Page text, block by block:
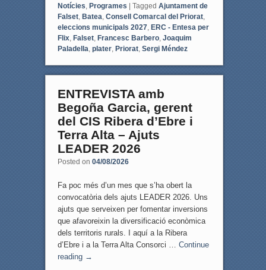
Notícies, Programes Tagged Ajuntament de
Falset, Batea, Consell Comarcal del Priorat,
eleccions municipals 2027, ERC - Entesa per
Flix, Falset, Francesc Barbero, Joaquim
Paladella, plater, Priorat, Sergi Méndez
ENTREVISTA amb
Begoña Garcia, gerent
del CIS Ribera d’Ebre i
Terra Alta – Ajuts
LEADER 2026
Posted on 04/08/2026
Fa poc més d’un mes que s’ha obert la
convocatòria dels ajuts LEADER 2026. Uns
ajuts que serveixen per fomentar inversions
que afavoreixin la diversificació econòmica
dels territoris rurals. I aquí a la Ribera
d’Ebre i a la Terra Alta Consorci … Continue
reading →